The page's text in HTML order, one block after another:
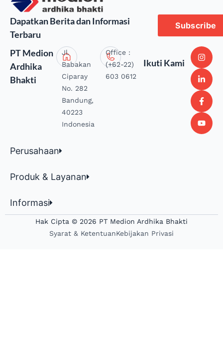
Dapatkan Berita dan Informasi
Terbaru
Subscribe
PT Medion
Ardhika
Bhakti
Jl.
Babakan
Ciparay
No. 282
Bandung,
40223
Indonesia
Office :
(+62-22)
603 0612
Ikuti Kami
Perusahaan
Produk & Layanan
Informasi
Hak Cipta © 2026 PT Medion Ardhika Bhakti
Syarat & KetentuanKebijakan Privasi